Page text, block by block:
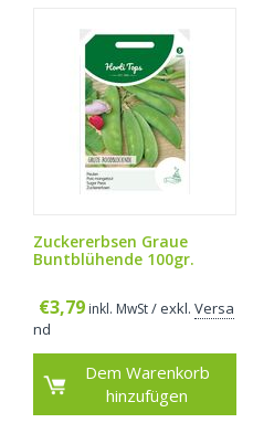
Zuckererbsen Graue
Buntblühende 100gr.
€3,79 inkl. MwSt/ exkl. Versa
nd
Dem Warenkorb
hinzufügen